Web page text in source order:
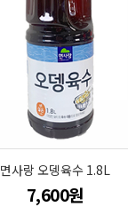
면사랑 오뎅육수 1.8L
7,600원